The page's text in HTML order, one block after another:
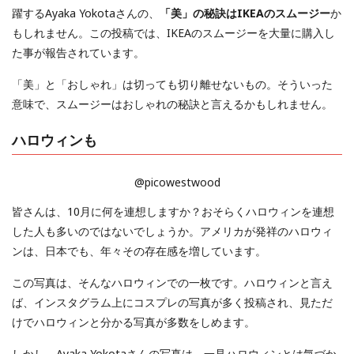
躍するAyaka Yokotaさんの、
「美」の秘訣はIKEAのスムージーか
もしれません。この投稿では、IKEAのスムージーを大量に購入し
た事が報告されています。
「美」と「おしゃれ」は切っても切り離せないもの。そういった
意味で、スムージーはおしゃれの秘訣と言えるかもしれません。
ハロウィンも
@picowestwood
皆さんは、10月に何を連想しますか？おそらくハロウィンを連想
した人も多いのではないでしょうか。アメリカが発祥のハロウィ
ンは、日本でも、年々その存在感を増しています。
この写真は、そんなハロウィンでの一枚です。ハロウィンと言え
ば、インスタグラム上にコスプレの写真が多く投稿され、見ただ
けでハロウィンと分かる写真が多数をしめます。